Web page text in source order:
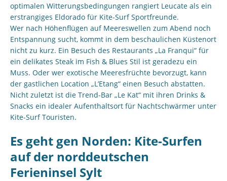
optimalen Witterungsbedingungen rangiert Leucate als ein
erstrangiges Eldorado für Kite-Surf Sportfreunde.
Wer nach Höhenflügen auf Meereswellen zum Abend noch
Entspannung sucht, kommt in dem beschaulichen Küstenort
nicht zu kurz. Ein Besuch des Restaurants „La Franqui“ für
ein delikates Steak im Fish & Blues Stil ist geradezu ein
Muss. Oder wer exotische Meeresfrüchte bevorzugt, kann
der gastlichen Location „L’Etang“ einen Besuch abstatten.
Nicht zuletzt ist die Trend-Bar „Le Kat“ mit ihren Drinks &
Snacks ein idealer Aufenthaltsort für Nachtschwärmer unter
Kite-Surf Touristen.
Es geht gen Norden: Kite-Surfen
auf der norddeutschen
Ferieninsel Sylt